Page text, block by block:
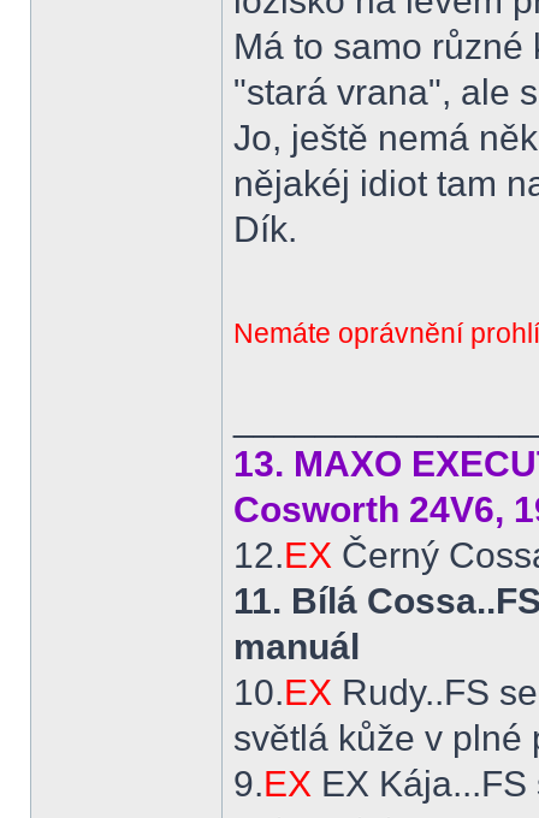
Má to samo
"stará vrana", ale
Jo, ještě nemá
nějakéj idiot tam
Dík.
Nemáte oprávnění
13. MAXO
Cosworth 24V6,
12.EX Černý
11. Bílá
manuál
10.EX Rudy..FS
světlá kůže v plné
9.EX EX Kája...FS